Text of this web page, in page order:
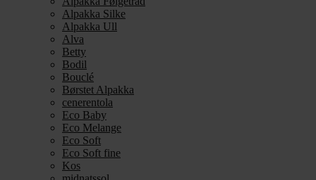
Alpakka Silke
Alpakka Ull
Alva
Betty
Bodil
Bouclé
Børstet Alpakka
cenerentola
Eco Baby
Eco Melange
Eco Soft
Eco Soft fine
Kos